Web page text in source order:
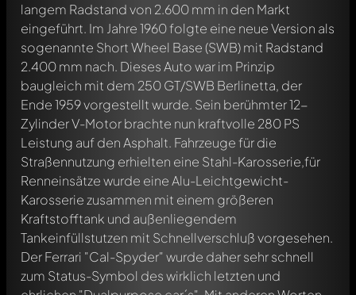
langem Radstand von 2.600 mm in den Markt
eingeführt. Im Jahre 1960 folgte eine neue Version als
sogenannte Short Wheel Base (SWB) mit Radstand
2.400 mm nach. Dieses Auto war im Prinzip
baugleich mit dem 250 GT/SWB Berlinetta, der
Ende 1959 vorgestellt wurde. Sein berühmter 12-
Zylinder V-Motor brachte nun kraftvolle 280 PS
Leistung auf den Asphalt. Fahrzeuge für die
Straßennutzung erhielten eine Stahl-Karosserie,für
Renneinsätze wurde eine Alu-Leichtgewicht-
Karosserie zusammen mit einem größeren
Kraftstofftank und außenliegendem
Tankeinfüllstutzen mit Schnellverschluß vorgesehen.
Der Ferrari "Cal-Spyder" wurde daher sehr schnell
zum Status-Symbol des wirklich letzten und